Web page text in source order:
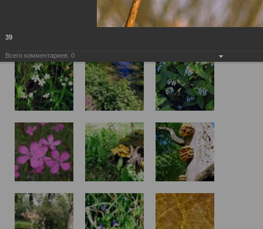
39
Всего комментариев: 0